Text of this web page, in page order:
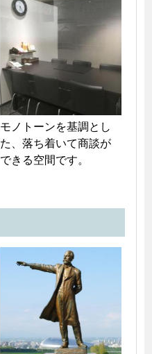
モノトーンを基調とし
た、落ち着いて商談が
できる空間です。